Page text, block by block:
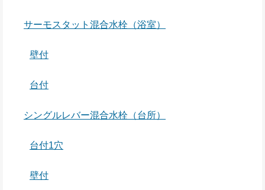
サーモスタット混合水栓（浴室）
壁付
台付
シングルレバー混合水栓（台所）
台付1穴
壁付